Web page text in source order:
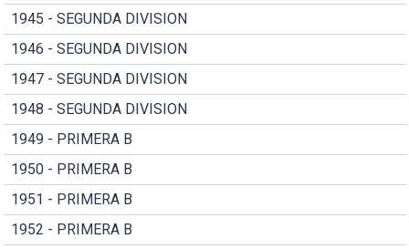
1945 - SEGUNDA DIVISION
1946 - SEGUNDA DIVISION
1947 - SEGUNDA DIVISION
1948 - SEGUNDA DIVISION
1949 - PRIMERA B
1950 - PRIMERA B
1951 - PRIMERA B
1952 - PRIMERA B